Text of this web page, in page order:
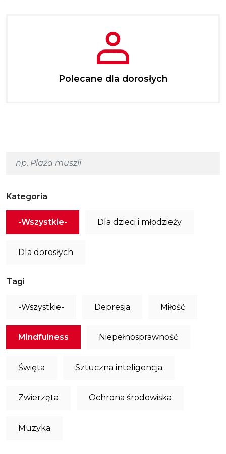
Polecane dla dorosłych
Kategoria
-Wszystkie- Dla dzieci i młodzieży
Dla dorosłych
Tagi
-Wszystkie- Depresja Miłość
Mindfulness Niepełnosprawność
Święta Sztuczna inteligencja
Zwierzęta Ochrona środowiska
Muzyka